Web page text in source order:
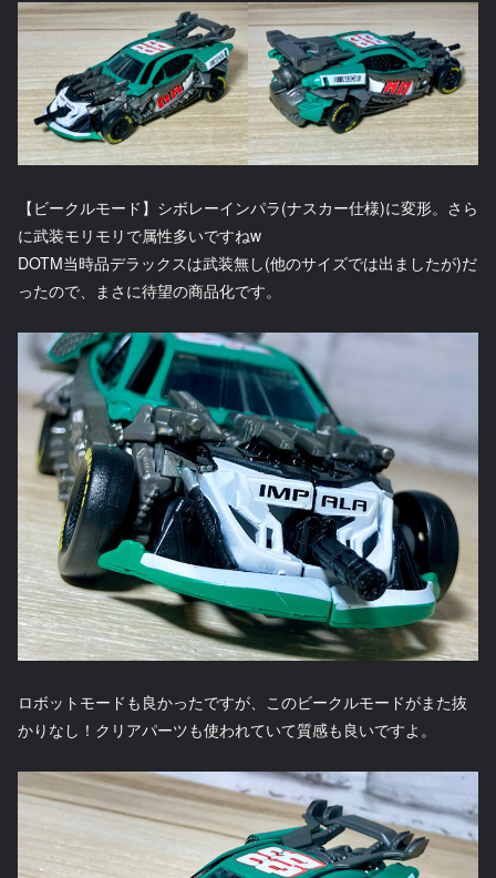
【ビークルモード】シボレーインパラ(ナスカー仕様)に変形。さら
に武装モリモリで属性多いですねw
DOTM当時品デラックスは武装無し(他のサイズでは出ましたが)だ
ったので、まさに待望の商品化です。
ロボットモードも良かったですが、このビークルモードがまた抜
かりなし！クリアパーツも使われていて質感も良いですよ。